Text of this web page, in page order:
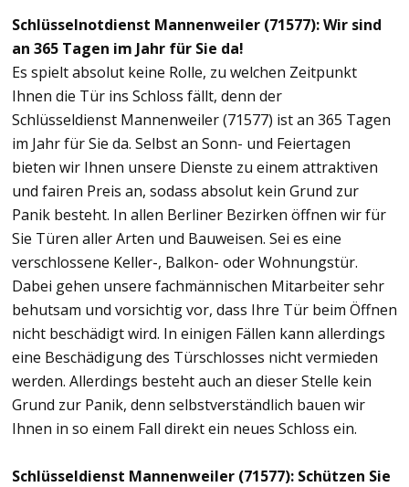
Schlüsselnotdienst Mannenweiler (71577): Wir sind
an 365 Tagen im Jahr für Sie da!
Es spielt absolut keine Rolle, zu welchen Zeitpunkt
Ihnen die Tür ins Schloss fällt, denn der
Schlüsseldienst Mannenweiler (71577) ist an 365 Tagen
im Jahr für Sie da. Selbst an Sonn- und Feiertagen
bieten wir Ihnen unsere Dienste zu einem attraktiven
und fairen Preis an, sodass absolut kein Grund zur
Panik besteht. In allen Berliner Bezirken öffnen wir für
Sie Türen aller Arten und Bauweisen. Sei es eine
verschlossene Keller-, Balkon- oder Wohnungstür.
Dabei gehen unsere fachmännischen Mitarbeiter sehr
behutsam und vorsichtig vor, dass Ihre Tür beim Öffnen
nicht beschädigt wird. In einigen Fällen kann allerdings
eine Beschädigung des Türschlosses nicht vermieden
werden. Allerdings besteht auch an dieser Stelle kein
Grund zur Panik, denn selbstverständlich bauen wir
Ihnen in so einem Fall direkt ein neues Schloss ein.
Schlüsseldienst Mannenweiler (71577): Schützen Sie